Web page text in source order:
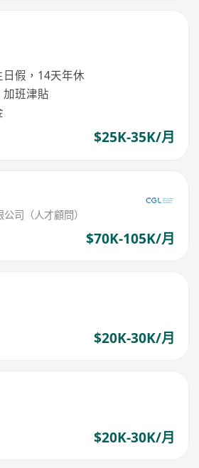
假，14天年休
班津貼
$25K-35K/月
司（人才顧問）
$70K-105K/月
$20K-30K/月
$20K-30K/月